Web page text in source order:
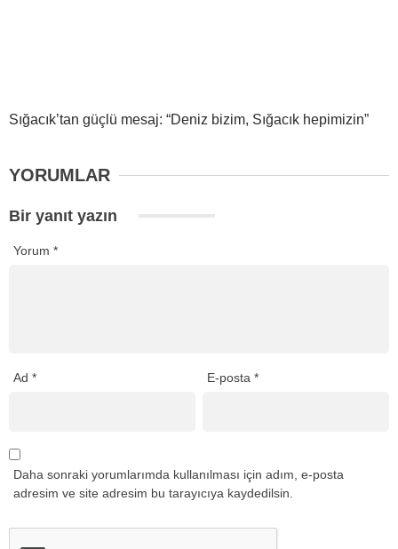
Sığacık’tan güçlü mesaj: “Deniz bizim, Sığacık hepimizin”
YORUMLAR
Bir yanıt yazın
Yorum *
Ad * E-posta*
Daha sonraki yorumlarımda kullanılması için adım, e-posta
adresim ve site adresim bu tarayıcıya kaydedilsin.